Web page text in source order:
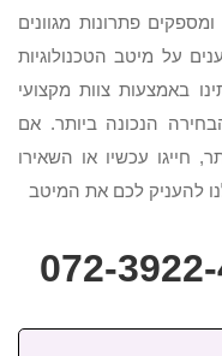
פתרונות מגוונים
על מיטב הטכנולוגיות
באמצעות צוות מקצועי
הנכונה ביותר. אם
חייגו עכשיו או השאירו
להעניק לכם את המיטב